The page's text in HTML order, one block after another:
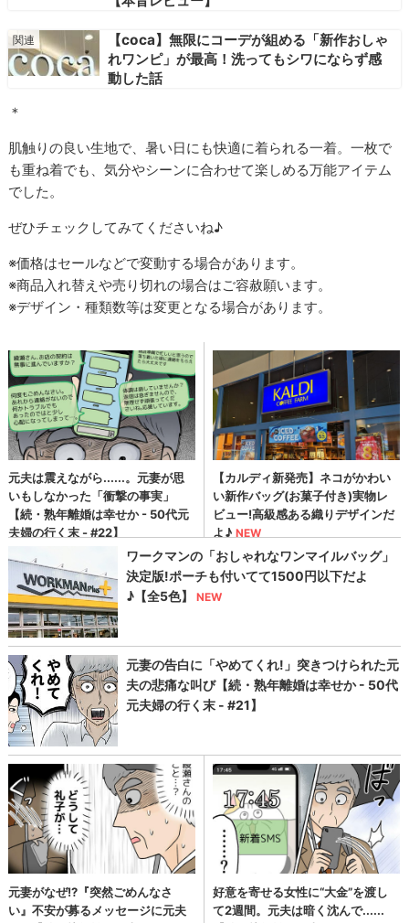
【coca】無限にコーデが組める「新作おしゃ
れワンピ」が最高！洗ってもシワにならず感
動した話
＊
肌触りの良い生地で、暑い日にも快適に着られる一着。一枚で
も重ね着でも、気分やシーンに合わせて楽しめる万能アイテム
でした。
ぜひチェックしてみてくださいね♪
※価格はセールなどで変動する場合があります。
※商品入れ替えや売り切れの場合はご容赦願います。
※デザイン・種類数等は変更となる場合があります。